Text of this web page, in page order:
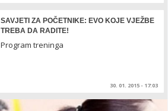
SAVJETI ZA POČETNIKE: EVO KOJE VJEŽBE
TREBA DA RADITE!
Program treninga
30. 01. 2015 - 17:03